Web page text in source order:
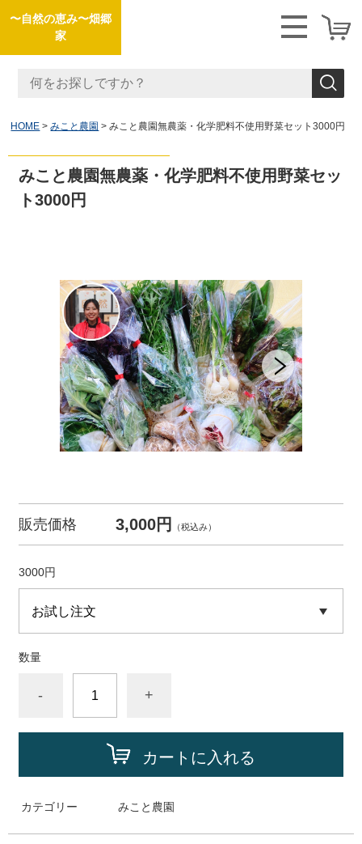
〜自然の恵み〜畑郷
家
HOME みこと農園 みこと農園無農薬・化学肥料不使用野菜セット3000円
みこと農園無農薬・化学肥料不使用野菜セッ
ト3000円
販売価格 3,000円 （税込み）
3000円
数量
- +
カートに入れる
カテゴリー みこと農園